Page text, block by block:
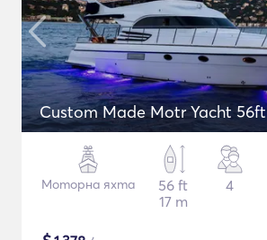
Custom Made Motr Yacht 56ft
Моторна яхта
56 ft
17 m
4